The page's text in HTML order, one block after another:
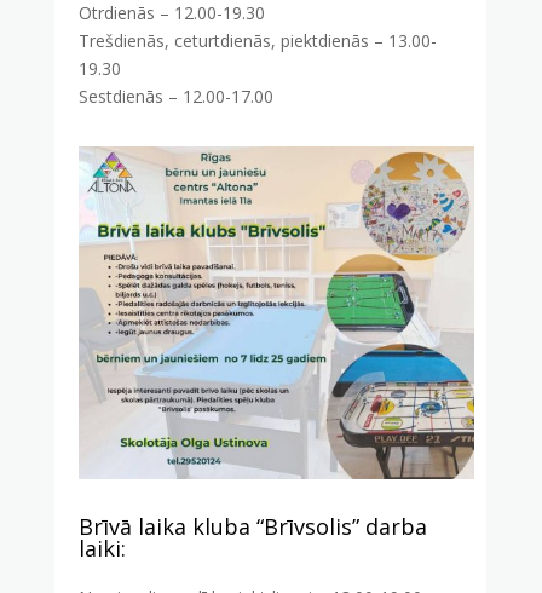
Otrdienās – 12.00-19.30
Trešdienās, ceturtdienās, piektdienās – 13.00-
19.30
Sestdienās – 12.00-17.00
Brīvā laika kluba “Brīvsolis” darba
laiki: